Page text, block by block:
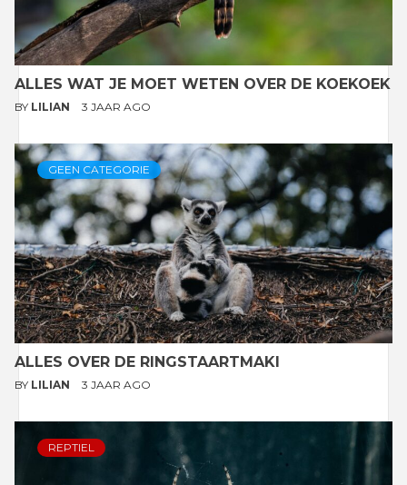
ALLES WAT JE MOET WETEN OVER DE KOEKOEK
BY LILIAN 3 JAAR AGO
GEEN CATEGORIE
ALLES OVER DE RINGSTAARTMAKI
BY LILIAN 3 JAAR AGO
REPTIEL